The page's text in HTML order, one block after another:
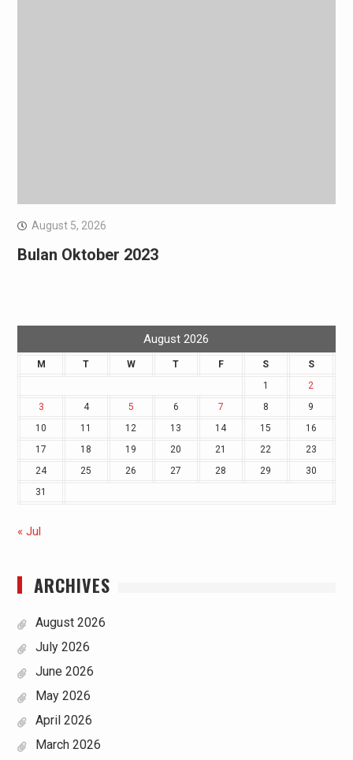
August 5, 2026
Bulan Oktober 2023
August 2026
M T W T F S
S
1
2
3
4 5 6 7 8
9
10
11 12 13 14 15
16
17
18 19 20 21 22
23
24
25 26 27 28 29
30
31
« Jul
ARCHIVES
August 2026
July 2026
June 2026
May 2026
April 2026
March 2026